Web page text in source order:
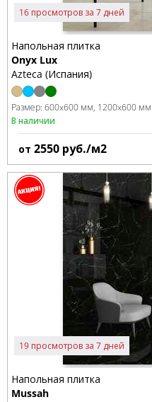
16 просмотров за 7 дней
Напольная плитка
Onyx Lux
Azteca (Испания)
Размер: 600x600 мм 1200x600 мм
В наличии
от 2550 руб./м2
19 просмотров за 7 дней
Напольная плитка
Mussah